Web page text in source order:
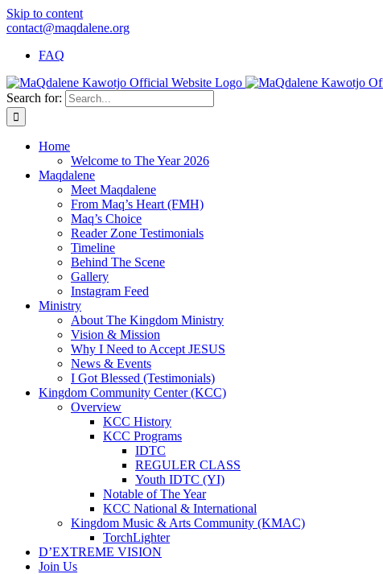
Skip to content
contact@maqdalene.org
FAQ
Search for:
Home
Welcome to The Year 2026
Maqdalene
Meet Maqdalene
From Maq’s Heart (FMH)
Maq’s Choice
Reader Zone Testimonials
Timeline
Behind The Scene
Gallery
Instagram Feed
Ministry
About The Kingdom Ministry
Vision & Mission
Why I Need to Accept JESUS
News & Events
I Got Blessed (Testimonials)
Kingdom Community Center (KCC)
Overview
KCC History
KCC Programs
IDTC
REGULER CLASS
Youth IDTC (YI)
Notable of The Year
KCC National & International
Kingdom Music & Arts Community (KMAC)
TorchLighter
D’EXTREME VISION
Join Us